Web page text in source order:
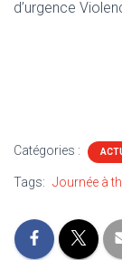
d’urgence
Catégories :
Tags: Journée à